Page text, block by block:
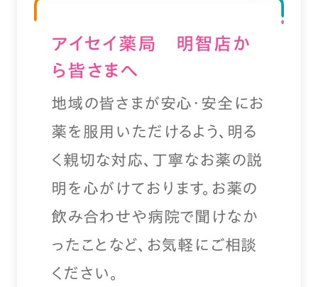
アイセイ薬局 明智店か
ら皆さまへ
地域の皆さまが安心・安全にお
薬を服用いただけるよう、明る
く親切な対応、丁寧なお薬の説
明を心がけております。お薬の
飲み合わせや病院で聞けなか
ったことなど、お気軽にご相談
ください。